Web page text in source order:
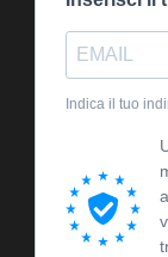
Indica il tuo